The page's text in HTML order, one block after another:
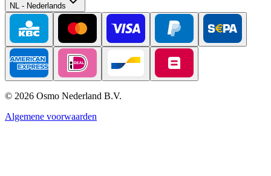
NL - Nederlands
© 2026 Osmo Nederland B.V.
Algemene voorwaarden